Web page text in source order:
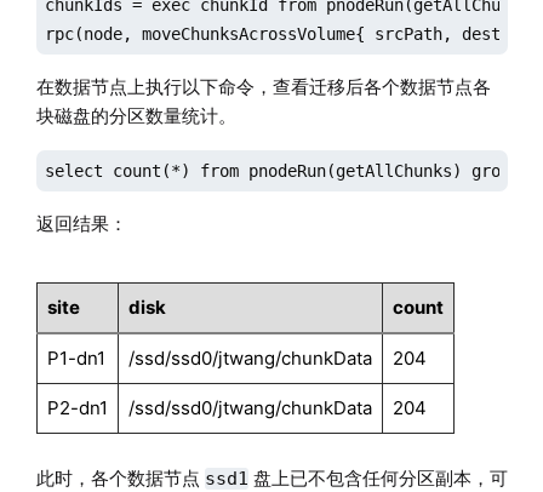
chunkIds = exec chunkId from
rpc(node, moveChunksAcrossVolume{ srcPath,
在数据节点上执行以下命令，查看迁移后各个数据节点各
块磁盘的分区数量统计。
select count(*) from pnodeRun(getAllChunks)
返回结果：
site disk count
P1-dn1 /ssd/ssd0/jtwang/chunkData 204
P2-dn1 /ssd/ssd0/jtwang/chunkData 204
此时，各个数据节点 ssd1 盘上已不包含任何分区副本，可